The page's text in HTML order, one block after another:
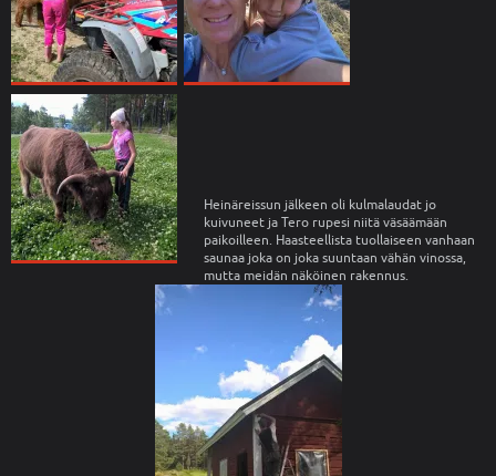
Heinäreissun jälkeen oli kulmalaudat jo
kuivuneet ja Tero rupesi niitä väsäämään
paikoilleen. Haasteellista tuollaiseen vanhaan
saunaa joka on joka suuntaan vähän vinossa,
mutta meidän näköinen rakennus.